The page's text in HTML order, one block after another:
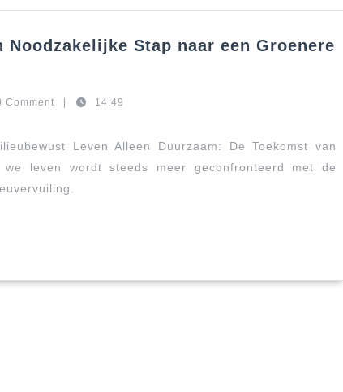
Noodzakelijke Stap naar een Groenere
Comment 14:49
Leven Alleen Duurzaam: De Toekomst van
leven wordt steeds meer geconfronteerd met de